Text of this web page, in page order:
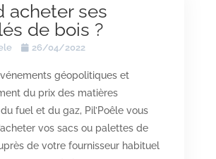
acheter ses
de bois ?
26/04/2022
géopolitiques et
du prix des matières
fuel et du gaz, Pil’Poêle vous
vos sacs ou palettes de
de votre fournisseur habituel